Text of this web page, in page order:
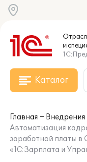
и
Каталог
Главная
Внедрения
Автоматизация
заработной платы
«1С:Зарплата и